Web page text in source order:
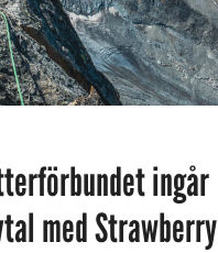
ingår
med Strawberry